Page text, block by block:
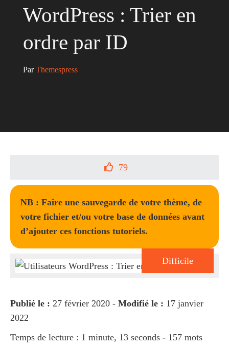
WordPress : Trier en
ordre par ID
Par Themespress
79
NB : Faire une sauvegarde de votre thème, de
votre fichier et/ou votre base de données avant
d’ajouter ces fonctions tutoriels.
Difficile
Publié le : 27 février 2020 - Modifié le : 17 janvier
2022
Temps de lecture : 1 minute, 13 seconds - 157 mots